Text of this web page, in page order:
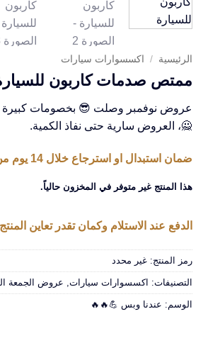
الرئيسية / اكسسوارات سيارات
ممتص صدمات كاربون
عروض نوفمبر وصلت 😎 بخصومات كبيرة
🙅، العروض سارية حتى نفاذ الكمية.
ضمان استبدال او استرجاع خلال 14 يوم من استلام المنتج
هذا المنتج غير متوفر في المخزون حالياً.
الدفع عند الاستلام وكمان تقدر تعاين
رمز المنتج: غير محدد
التصنيفات: اكسسوارات سيارات عروض الجمعة
الوسم: عندنا وبس 💪🔥🔥